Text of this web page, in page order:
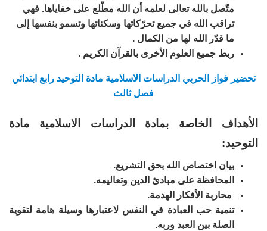
متّصل بالله تعالى لعلمه أن الله مطّلع على خفاياها. فهي
تراقب الله في جميع تحرّكاتها وسكناتها وتسمو بنفسها إلى
ما قدّر الله لها من الكمال .
ربط جميع العلوم الأخرى بالقرآن الكريم .
تحضير فواز الحربي الدراسات الاسلامية مادة التوحيد رابع ابتدائي
فصل ثالث
الأهداف الخاصة بمادة الدراسات الاسلامية مادة
التوحيد:
بيان اختصاص الله بحق التشريع.
المحافظة على مبادئ الدين وتعاليمه.
محاربة الأفكار الهدمة.
تنمية حب العبادة في النفس لاعتبارها وسيلة هامة لتقوية
الصلة بين العبد وربه.